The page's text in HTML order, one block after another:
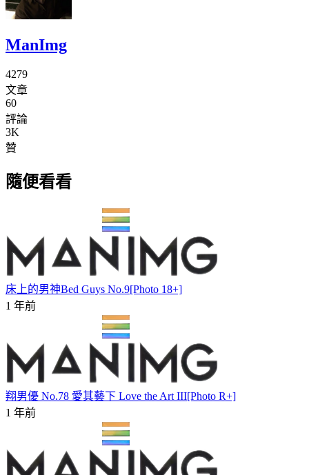
ManImg
4279
文章
60
評論
3K
贊
隨便看看
床上的男神Bed Guys No.9[Photo 18+]
1 年前
翔男優 No.78 愛其藝下 Love the Art III[Photo R+]
1 年前